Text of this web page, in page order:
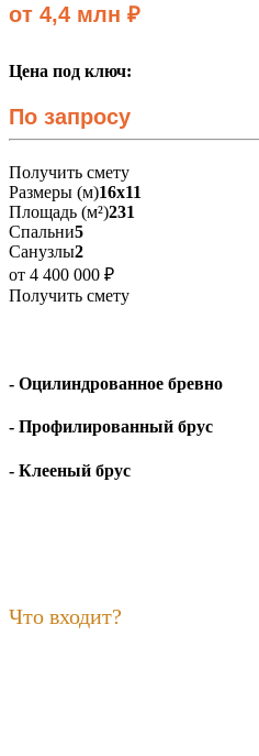
от 4,4 млн ₽
Цена под ключ:
По запросу
Получить смету
Размеры (м)16х11
Площадь (м²)231
Спальни5
Санузлы2
от 4 400 000 ₽
Получить смету
- Оцилиндрованное бревно
- Профилированный брус
- Клееный брус
Что входит?